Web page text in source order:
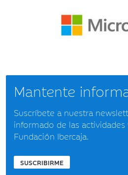
Mantente
Suscríbete a nuestra
informado de las
Fundación Ibercaja.
SUSCRIBIRME